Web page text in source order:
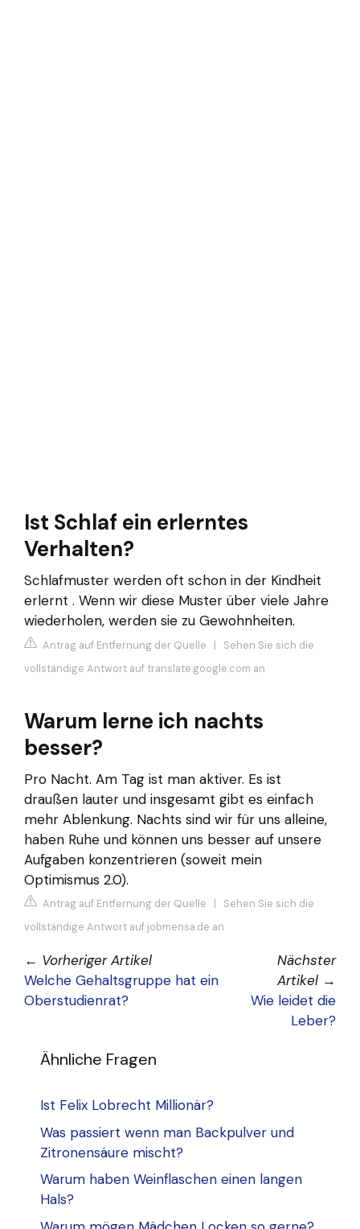
Ist Schlaf ein erlerntes
Verhalten?
Schlafmuster werden oft schon in der Kindheit
erlernt . Wenn wir diese Muster über viele Jahre
wiederholen, werden sie zu Gewohnheiten.
Antrag auf Entfernung der Quelle | Sehen Sie sich die
vollständige Antwort auf translate.google.com an
Warum lerne ich nachts
besser?
Pro Nacht. Am Tag ist man aktiver. Es ist
draußen lauter und insgesamt gibt es einfach
mehr Ablenkung. Nachts sind wir für uns alleine,
haben Ruhe und können uns besser auf unsere
Aufgaben konzentrieren (soweit mein
Optimismus 2.0).
Antrag auf Entfernung der Quelle | Sehen Sie sich die
vollständige Antwort auf jobmensa.de an
← Vorheriger Artikel
Welche Gehaltsgruppe hat ein
Oberstudienrat?
Nächster
Artikel →
Wie leidet die
Leber?
Ähnliche Fragen
Ist Felix Lobrecht Millionär?
Was passiert wenn man Backpulver und
Zitronensäure mischt?
Warum haben Weinflaschen einen langen
Hals?